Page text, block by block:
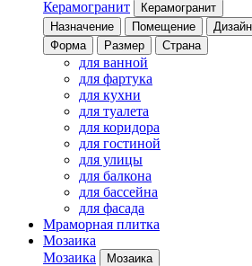
Керамогранит
Керамогранит
Назначение
Помещение Дизайн
Форма
Размер Страна
для ванной
для фартука
для кухни
для туалета
для коридора
для гостиной
для улицы
для балкона
для бассейна
для фасада
Мраморная плитка
Мозаика
Мозаика
Мозаика